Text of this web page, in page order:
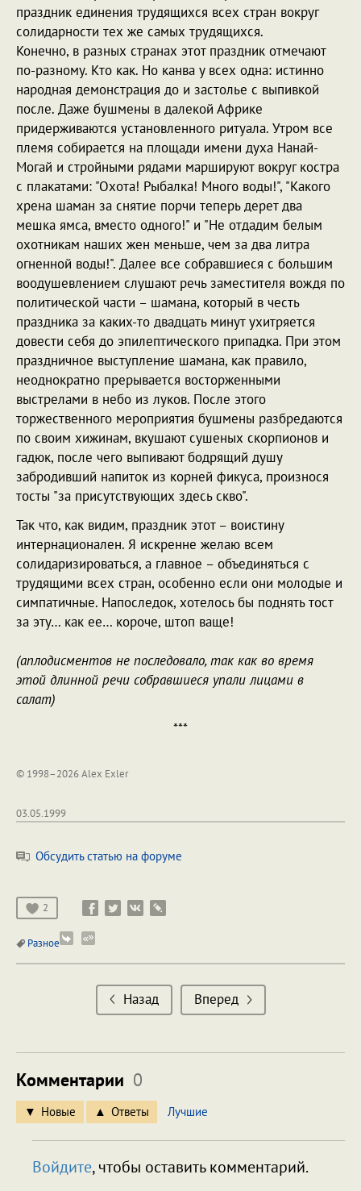
праздник единения трудящихся всех стран вокруг
солидарности тех же самых трудящихся.
Конечно, в разных странах этот праздник отмечают
по-разному. Кто как. Но канва у всех одна: истинно
народная демонстрация до и застолье с выпивкой
после. Даже бушмены в далекой Африке
придерживаются установленного ритуала. Утром все
племя собирается на площади имени духа Нанай-
Могай и стройными рядами маршируют вокруг костра
с плакатами: "Охота! Рыбалка! Много воды!", "Какого
хрена шаман за снятие порчи теперь дерет два
мешка ямса, вместо одного!" и "Не отдадим белым
охотникам наших жен меньше, чем за два литра
огненной воды!". Далее все собравшиеся с большим
воодушевлением слушают речь заместителя вождя по
политической части – шамана, который в честь
праздника за каких-то двадцать минут ухитряется
довести себя до эпилептического припадка. При этом
праздничное выступление шамана, как правило,
неоднократно прерывается восторженными
выстрелами в небо из луков. После этого
торжественного мероприятия бушмены разбредаются
по своим хижинам, вкушают сушеных скорпионов и
гадюк, после чего выпивают бодрящий душу
забродивший напиток из корней фикуса, произнося
тосты "за присутствующих здесь скво".
Так что, как видим, праздник этот – воистину
интернационален. Я искренне желаю всем
солидаризироваться, а главное – объединяться с
трудящими всех стран, особенно если они молодые и
симпатичные. Напоследок, хотелось бы поднять тост
за эту… как ее… короче, штоп ваще!
(аплодисментов не последовало, так как во время
этой длинной речи собравшиеся упали лицами в
салат)
***
© 1998–2026 Alex Exler
03.05.1999
Обсудить статью на форуме
2
Разное
Назад Вперед
Комментарии 0
Новые Ответы Лучшие
Войдите, чтобы оставить комментарий.